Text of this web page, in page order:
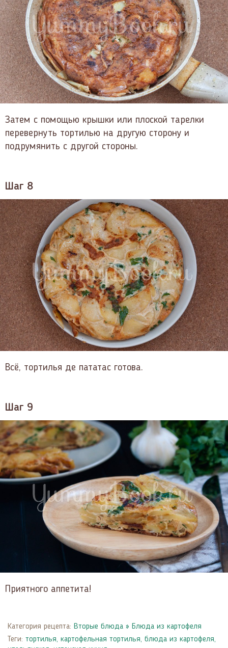
Затем с помощью крышки или плоской тарелки
перевернуть тортилью на другую сторону и
подрумянить с другой стороны.
Шаг 8
Всё, тортилья де пататас готова.
Шаг 9
Приятного аппетита!
Категория рецепта: Вторые блюда » Блюда из картофеля
Теги: тортилья, картофельная тортилья, блюда из картофеля,